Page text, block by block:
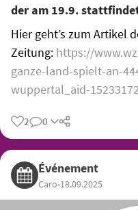
der am 19.9.
Hier geht’s zum Artikel
Zeitung: https://
ganze-land-spielt-an-
wuppertal_aid-
2 0
Événement
Caro•18.09.2025